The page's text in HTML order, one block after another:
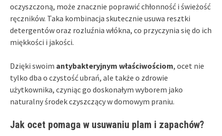
oczyszczoną, może znacznie poprawić chłonność i świeżość
ręczników. Taka kombinacja skutecznie usuwa resztki
detergentów oraz rozluźnia włókna, co przyczynia się do ich
miękkości i jakości.
Dzięki swoim antybakteryjnym właściwościom, ocet nie
tylko dba o czystość ubrań, ale także o zdrowie
użytkownika, czyniąc go doskonałym wyborem jako
naturalny środek czyszczący w domowym praniu.
Jak ocet pomaga w usuwaniu plam i zapachów?